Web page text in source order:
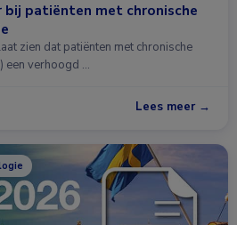
bij patiënten met chronische
zien dat patiënten met chronische
een verhoogd …
Lees meer →